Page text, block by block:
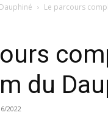
Le parcours
du
2022